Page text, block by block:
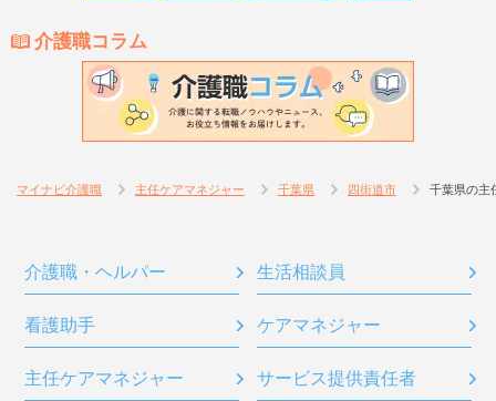
介護職コラム
マイナビ介護職 主任ケアマネジャー 千葉県 四街道市 千葉県の主
介護職・ヘルパー 生活相談員
看護助手 ケアマネジャー
主任ケアマネジャー サービス提供責任者